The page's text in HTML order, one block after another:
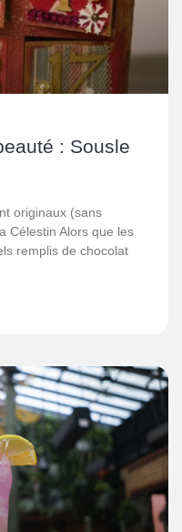
: Sousle
originaux (sans
Célestin Alors que les
remplis de chocolat